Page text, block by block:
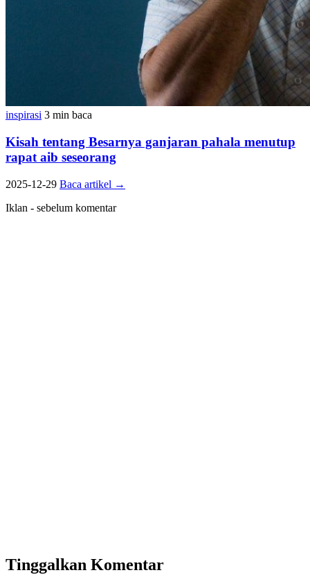
inspirasi 3 min baca
Kisah tentang Besarnya ganjaran pahala menutup
rapat aib seseorang
2025-12-29 Baca artikel →
Iklan - sebelum komentar
Tinggalkan Komentar